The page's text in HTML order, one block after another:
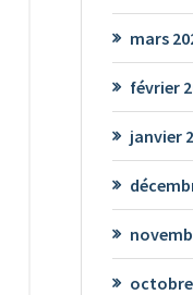
mars
février
janvier
octobre